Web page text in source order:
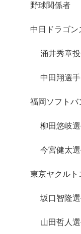
野球関係者
中日ドラゴン
涌井秀章
中田翔選手
福岡ソフトバ
柳田悠岐
今宮健太
東京ヤクルト
坂口智隆
山田哲人